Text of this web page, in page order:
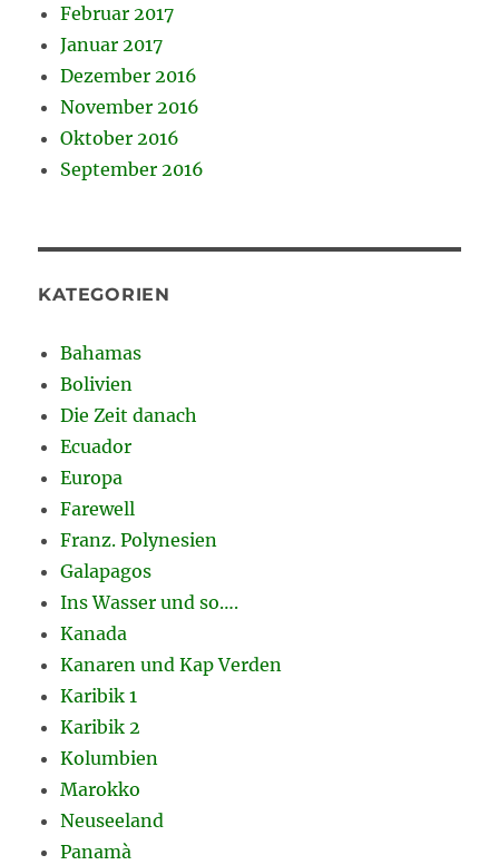
Februar 2017
Januar 2017
Dezember 2016
November 2016
Oktober 2016
September 2016
KATEGORIEN
Bahamas
Bolivien
Die Zeit danach
Ecuador
Europa
Farewell
Franz. Polynesien
Galapagos
Ins Wasser und so….
Kanada
Kanaren und Kap Verden
Karibik 1
Karibik 2
Kolumbien
Marokko
Neuseeland
Panamà